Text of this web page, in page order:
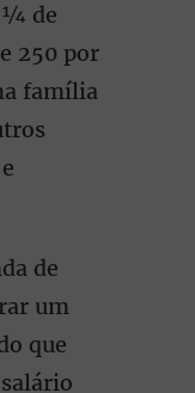
¼ de
250 por
família
de
um
que